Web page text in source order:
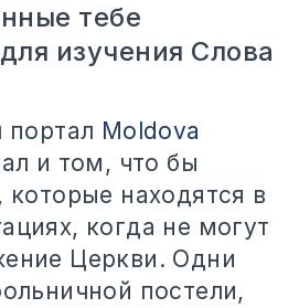
тебе
изучения Слова
портал Moldova
и том, что бы
находятся в
когда не могут
Церкви. Одни
постели,